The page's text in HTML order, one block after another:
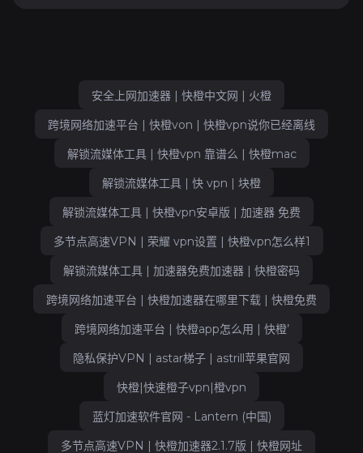
安全上网加速器 | 快橙中文网 | 火橙
跨境网络加速平台 | 快橙von | 快橙vpn说你已经离线
解锁流媒体工具 | 快橙vpn 靠谱么 | 快橙mac
解锁流媒体工具 | 快 vpn | 块橙
解锁流媒体工具 | 快橙vpn安卓版 | 加速器 免费
多节点高速VPN | 荣耀 vpn设置 | 快橙vpn怎么样1
解锁流媒体工具 | 加速器免费加速器 | 快橙密码
跨境网络加速平台 | 快橙加速器在哪里下载 | 快橙免费
跨境网络加速平台 | 快橙app怎么用 | 快橙’
隐私保护VPN | astar梯子 | astrill苹果官网
快橙|快速橙子vpn|橙vpn
蓝灯加速软件官网 - Lantern (中国)
多节点高速VPN | 快橙加速器2.1.7版 | 快橙网址